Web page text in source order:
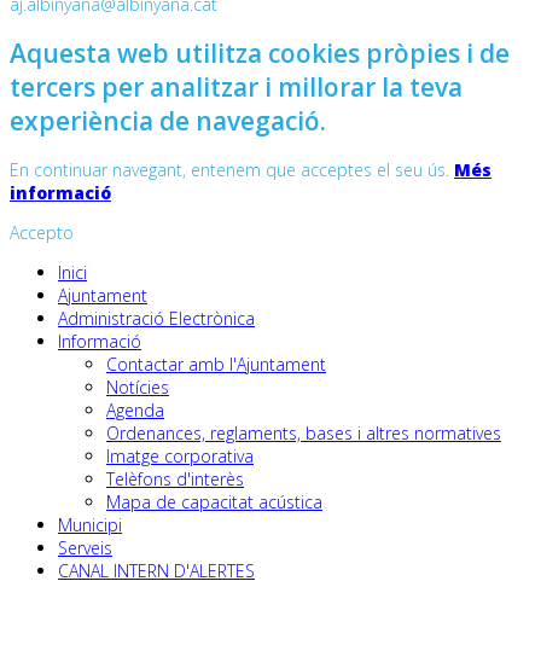
Aquesta web utilitza cookies pròpies i de
tercers per analitzar i millorar la teva
experiència de navegació.
En continuar navegant, entenem que acceptes el seu ús. Més
informació
Accepto
Inici
Ajuntament
Administració Electrònica
Informació
Contactar amb l'Ajuntament
Notícies
Agenda
Ordenances, reglaments, bases i altres normatives
Imatge corporativa
Telèfons d'interès
Mapa de capacitat acústica
Municipi
Serveis
CANAL INTERN D'ALERTES